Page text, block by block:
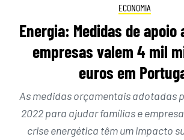
ECONOMIA
Energia: Medidas de
empresas valem 4 mil
euros em
As medidas orçamentais adotadas
2022 para ajudar famílias e
crise energética têm um impacto